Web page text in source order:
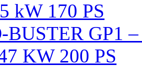
kW 170 PS
BUSTER GP1
KW 200 PS